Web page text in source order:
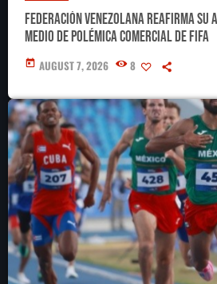
Federación Venezolana reafirma su
medio de polémica comercial de FIFA
today AUGUST 7, 2026 8